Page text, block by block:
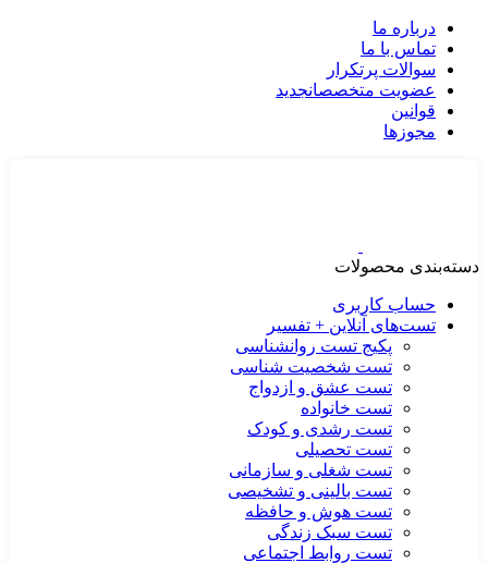
درباره ما
تماس با ما
سوالات پرتکرار
عضویت متخصصانجدید
قوانین
مجوزها
دسته‌بندی محصولات
حساب کاربری
تست‌های آنلاین + تفسیر
پکیج تست روانشناسی
تست شخصیت شناسی
تست عشق و ازدواج
تست خانواده
تست رشدی و کودک
تست تحصیلی
تست شغلی و سازمانی
تست بالینی و تشخیصی
تست هوش و حافظه
تست سبک زندگی
تست روابط اجتماعی